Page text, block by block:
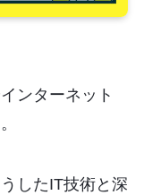
ンターネット
したIT技術と深